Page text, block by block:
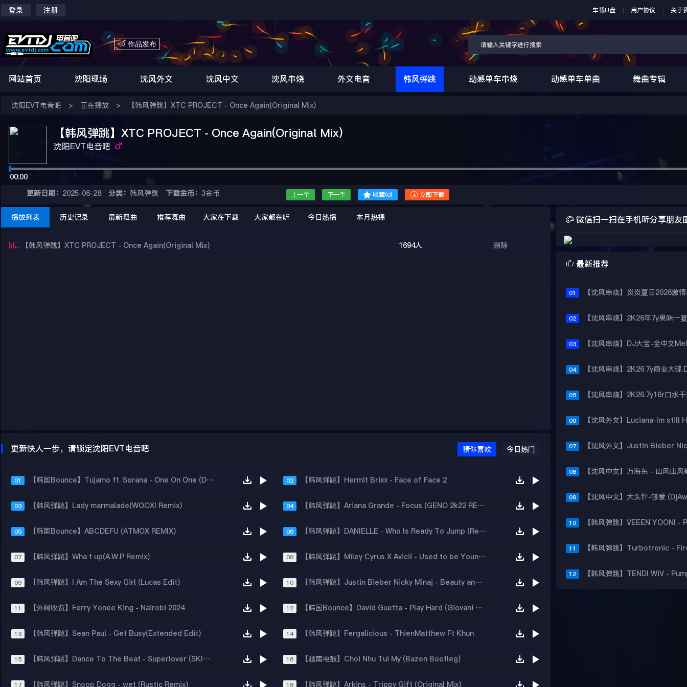
登录 注册 车载U盘 用户协议 关于
 作品发布
网站首页 沈阳现场 沈风外文 沈风中文 沈风串烧 外文电音 韩风弹跳 动感单车串烧 动感单车单曲 舞曲专辑
沈阳EVT电音吧 > 正在播放 > 【韩风弹跳】XTC PROJECT - Once Again(Original Mix)
【韩风弹跳】XTC PROJECT - Once Again(Original Mix)
沈阳EVT电音吧
00:00
更新日期： 2025-06-28 分类： 韩风弹跳 下载金币：3金币 上一个 下一个  收藏(0)  立即下载
播放列表 历史记录 最新舞曲 推荐舞曲 大家在下载 大家都在听 今日热播 本月热播
【韩风弹跳】XTC PROJECT - Once Again(Original Mix) 1694人 删除
更新快人一步，请锁定沈阳EVT电音吧 猜你喜欢 今日热门
01 【韩国Bounce】Tujamo ft. Sorana - One On One (Dj Xy Bootleg) 02 【韩风弹跳】Hermit Brixx - Face of Face 2
03 【韩风弹跳】Lady marmalade(WOOXI Remix) 04 【韩风弹跳】Ariana Grande - Focus (GENO 2k22 RE- Work)
05 【韩国Bounce】ABCDEFU (ATMOX REMIX) 06 【韩风弹跳】DANIELLE - Who Is Ready To Jump (Remix)
07 【韩风弹跳】Wha t up(A.W.P Remix) 08 【韩风弹跳】Miley Cyrus X Avicii - Used to be Young (Liam Pfeifer Remix)
09 【韩风弹跳】I Am The Sexy Girl (Lucas Edit) 10 【韩风弹跳】Justin Bieber Nicky Minaj - Beauty and a Beat (TrojanES Remix)
11 【外网收费】Ferry Yonee King - Nairobi 2024 12 【韩国Bounce】David Guetta - Play Hard (Giovani Remix)
13 【韩风弹跳】Sean Paul - Get Busy(Extended Edit) 14 【韩风弹跳】Fergalicious - ThienMatthew Ft Khun
15 【韩风弹跳】Dance To The Beat - Superlover (SKINSHIP REMAKE) 16 【越南电鼓】Choi Nhu Tui My (Bazen Bootleg)
17 【韩风弹跳】Snoop Dogg - wet (Rustic Remix) 18 【韩风弹跳】Arkins - Trippy Gift (Original Mix)
微信扫一扫在手机听分享朋友
 最新推荐
01
02
03
04
05
06
07
08
09
10
11
12